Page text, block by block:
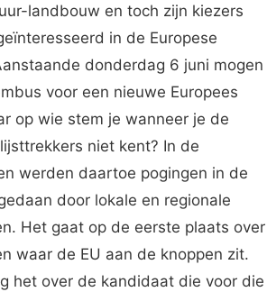
landbouw en toch zijn kiezers
in de Europese
donderdag 6 juni mogen
voor een nieuwe Europees
op wie stem je wanneer je de
niet kent? In de
werden daartoe pogingen in de
door lokale en regionale
Het gaat op de eerste plaats over
waar de EU aan de knoppen zit.
het over de kandidaat die voor die